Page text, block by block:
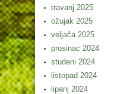
travanj 2025
ožujak 2025
veljača 2025
prosinac 2024
studeni 2024
listopad 2024
lipanj 2024